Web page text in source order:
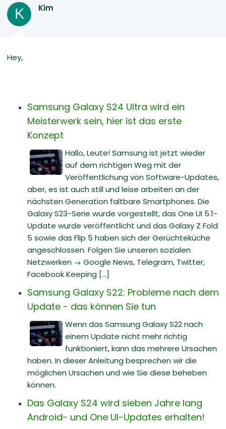
K Kim
Hey,
Samsung Galaxy S24 Ultra wird ein
Meisterwerk sein, hier ist das erste
Konzept
Hallo, Leute! Samsung ist jetzt wieder
auf dem richtigen Weg mit der
Veröffentlichung von Software-Updates,
aber, es ist auch still und leise arbeiten an der
nächsten Generation faltbare Smartphones. Die
Galaxy S23-Serie wurde vorgestellt, das One UI 5.1-
Update wurde veröffentlicht und das Galaxy Z Fold
5 sowie das Flip 5 haben sich der Gerüchteküche
angeschlossen. Folgen Sie unseren sozialen
Netzwerken → Google News, Telegram, Twitter,
Facebook Keeping [...]
Samsung Galaxy S22: Probleme nach dem
Update - das können Sie tun
Wenn das Samsung Galaxy S22 nach
einem Update nicht mehr richtig
funktioniert, kann das mehrere Ursachen
haben. In dieser Anleitung besprechen wir die
möglichen Ursachen und wie Sie diese beheben
können.
Das Galaxy S24 wird sieben Jahre lang
Android- und One UI-Updates erhalten!